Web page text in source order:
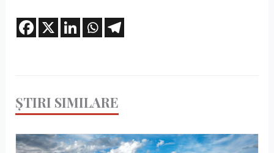
ȘTIRI SIMILARE